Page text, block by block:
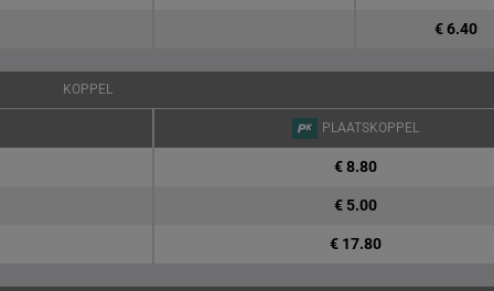
€ 6.40
KOPPEL
PLAATSKOPPEL
€ 8.80
€ 5.00
€ 17.80